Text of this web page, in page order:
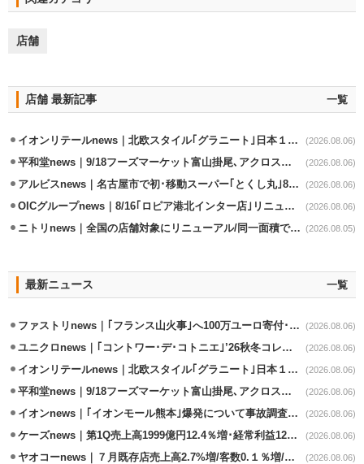
店舗
店舗 最新記事 一覧
イオンリテールnews｜北欧スタイル｢グラニート｣日本１号店を自由が丘に開業 (2026.08.06)
平和堂news｜9/18フーズマーケット富山掛尾､アクロスプラザ内に出店 (2026.08.06)
アルビスnews｜名古屋市で初･移動スーパー｢とくし丸｣8/4運行開始 (2026.08.06)
OICグループnews｜8/16｢ロピア港北インター店｣リニューアル/食品売場拡大 (2026.08.06)
ニトリnews｜全国の店舗対象にリニューアル/同一面積で品揃え24％拡大 (2026.08.05)
最新ニュース 一覧
ファストリnews｜｢フランス山火事｣へ100万ユーロ寄付･衣料5万点も提供 (2026.08.06)
ユニクロnews｜｢コントワー･デ･コトニエ｣’26秋冬コレクション8/28発売 (2026.08.06)
イオンリテールnews｜北欧スタイル｢グラニート｣日本１号店を自由が丘に開業 (2026.08.06)
平和堂news｜9/18フーズマーケット富山掛尾､アクロスプラザ内に出店 (2026.08.06)
イオンnews｜｢イオンモール熊本｣爆発について事故調査委員会設置 (2026.08.06)
ケーズnews｜第1Q売上高1999億円12.4％増･経常利益125.0%増 (2026.08.06)
ヤオコーnews｜７月既存店売上高2.7%増/客数0.１％増/客単価2.6％増 (2026.08.06)